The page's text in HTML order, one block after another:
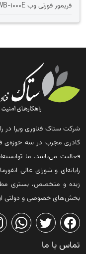
فریمور فورتی وب FWB-1000E ورژن 7.4.13
کادری مجرب در سه حوزه‌ی
فعالیت می‌باشد. ما
رایانه‌ای و شورای عالی
زبده و متخصص، بستری
بخش‌های خصوصی و دولتی
تماس با ما